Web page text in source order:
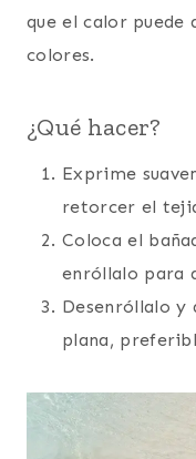
que el calor puede
colores.
¿Qué hacer?
Exprime
retorcer el
Coloca el
enróllalo para
Desenróllalo y
plana,